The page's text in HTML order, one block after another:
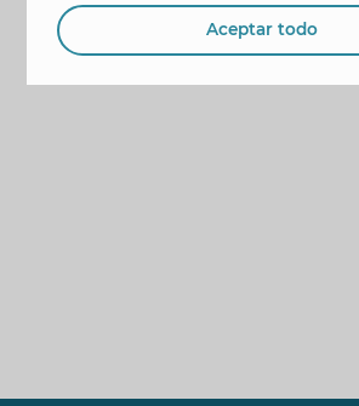
Aceptar todo